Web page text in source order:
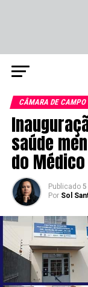
CÂMARA DE CAMPO
saúde
do
Publicado
Por Sol